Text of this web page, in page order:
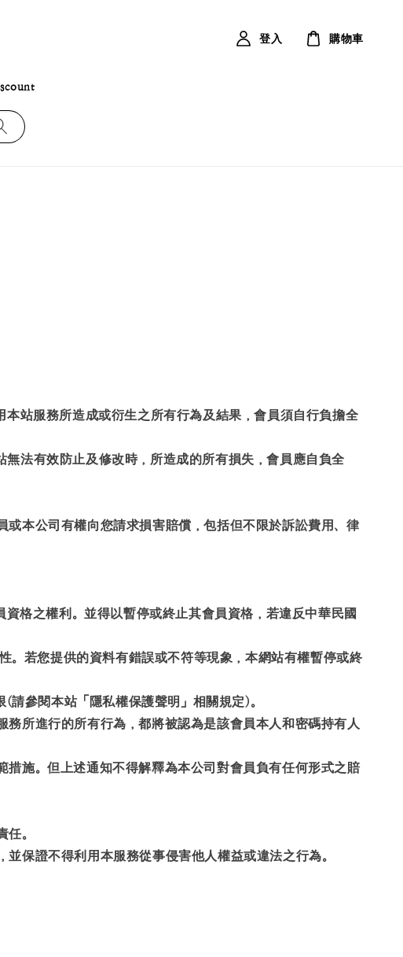
登入 購物車
站服務所造成或衍生之所有行為及結果，會員須自行負擔全
法有效防止及修改時，所造成的所有損失，會員應自負全
本公司有權向您請求損害賠償，包括但不限於訴訟費用、律
格之權利。並得以暫停或終止其會員資格，若違反中華民國
若您提供的資料有錯誤或不符等現象，本網站有權暫停或終
參閱本站「隱私權保護聲明」相關規定)。
所進行的所有行為，都將被認為是該會員本人和密碼持有人
施。但上述通知不得解釋為本公司對會員負有任何形式之賠
。
保證不得利用本服務從事侵害他人權益或違法之行為。